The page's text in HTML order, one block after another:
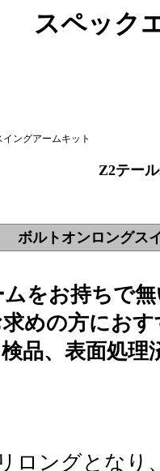
スペック
イングアームキット
Z2テー
ボルトオンロングス
をお持ちで
めの方にお
品、表面処
ロングとなり